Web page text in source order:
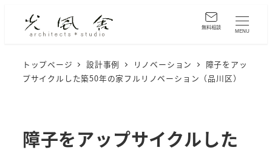
MENU
トップページ 設計事例 リノベーション
障子をアッ
プサイクルした築50年の家フルリノベーション（品川区）
障子をアップサイクルした
無料相談